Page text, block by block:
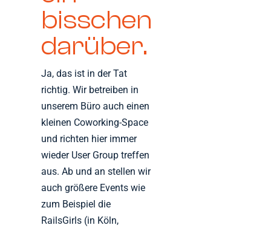
bisschen
darüber.
Ja, das ist in der Tat
richtig. Wir betreiben in
unserem Büro auch einen
kleinen Coworking-Space
und richten hier immer
wieder User Group treffen
aus. Ab und an stellen wir
auch größere Events wie
zum Beispiel die
RailsGirls (in Köln,